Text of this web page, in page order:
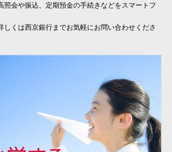
会や振込、定期預金の手続きなどをスマートフ
くは西京銀行までお気軽にお問い合わせくださ